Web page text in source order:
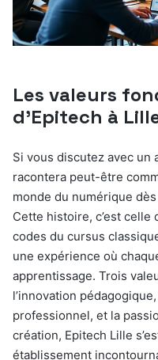
Les valeurs
d’Epitech à
Si vous discutez avec un
racontera peut-être
monde du numérique
Cette histoire, c’est celle
codes du cursus
une expérience où
apprentissage. Trois
l’innovation
professionnel, et la
création, Epitech Lille
établissement